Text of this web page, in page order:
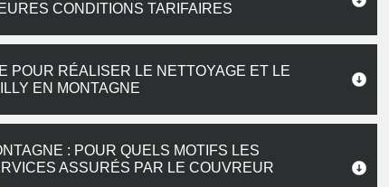
CONDITIONS TARIFAIRES
POUR RÉALISER LE NETTOYAGE ET LE
EN MONTAGNE
: POUR QUELS MOTIFS LES
ASSURÉS PAR LE COUVREUR